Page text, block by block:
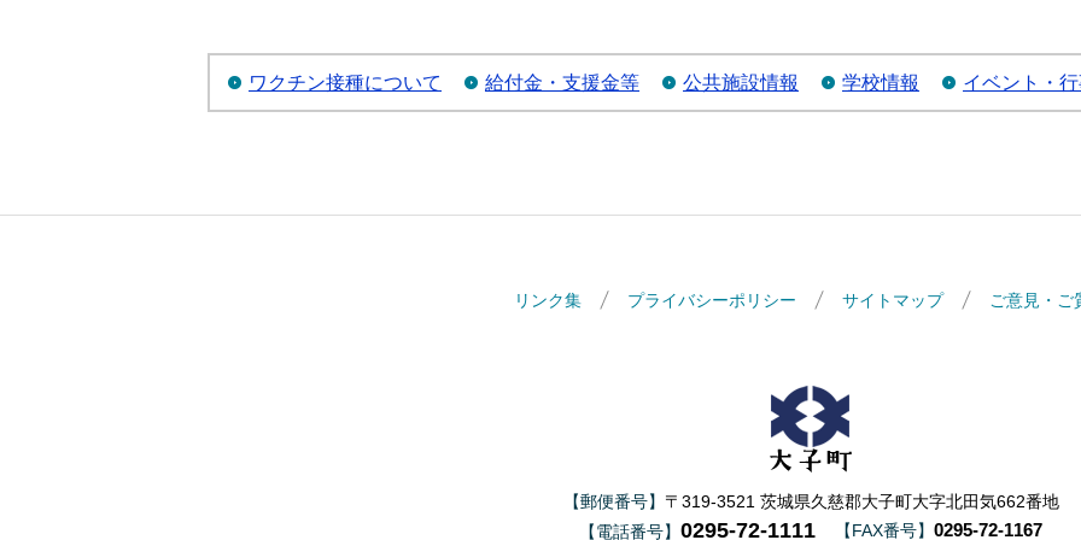
ワクチン接種について 給付金・支援金等 公共施設情報 学校情報 イベント・
リンク集 プライバシーポリシー サイトマップ ご意見・ご
【郵便番号】 〒319-3521 茨城県久慈郡大子町大字北田気662番地
【電話番号】 0295-72-1111 【FAX番号】 0295-72-1167